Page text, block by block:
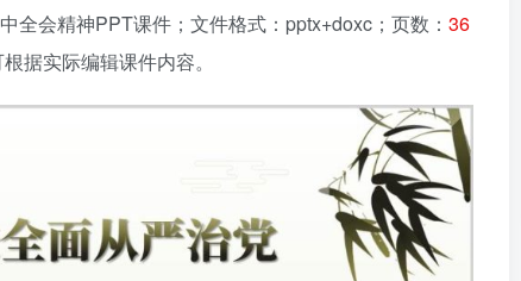
全会精神PPT课件 ；文件格式：pptx+doxc；页数： 36
据实际编辑课件内容。